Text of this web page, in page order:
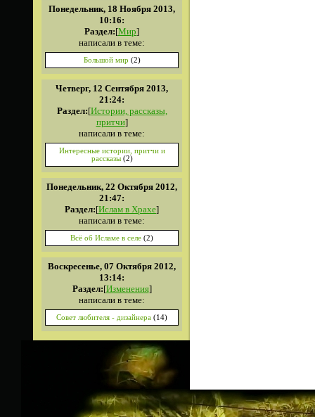
Понедельник, 18 Ноября 2013,
10:16:
Раздел:[Мир]
написали в теме:
Большой мир (2)
Четверг, 12 Сентября 2013,
21:24:
Раздел:[Истории, рассказы,
притчи]
написали в теме:
Интересные истории, притчи и
рассказы (2)
Понедельник, 22 Октября 2012,
21:47:
Раздел:[Ислам в Храхе]
написали в теме:
Всё об Исламе в селе (2)
Воскресенье, 07 Октября 2012,
13:14:
Раздел:[Изменения]
написали в теме:
Совет любителя - дизайнера (14)